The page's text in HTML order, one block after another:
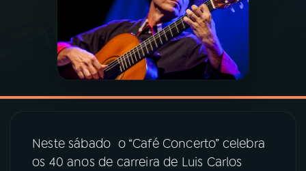
PROGRAMAS
PODCASTS
06VIDEOCASTS
07ÚLTIMAS
Neste sábado o “Café Concerto” celebra
os 40 anos de carreira de Luis Carlos